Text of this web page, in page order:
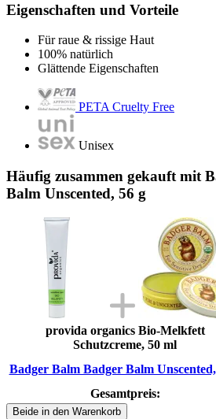
Eigenschaften und Vorteile
Für raue & rissige Haut
100% natürlich
Glättende Eigenschaften
PETA Cruelty Free
Unisex
Häufig zusammen gekauft mit
Balm Unscented, 56 g
provida organics Bio-Melkfett
Schutzcreme, 50 ml
Badger Balm Badger Balm
Gesamtpreis:
Beide in den Warenkorb